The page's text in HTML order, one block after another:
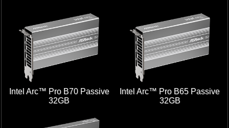
Intel Arc™ Pro B70 Passive
32GB
Intel Arc™ Pro B65 Passive
32GB